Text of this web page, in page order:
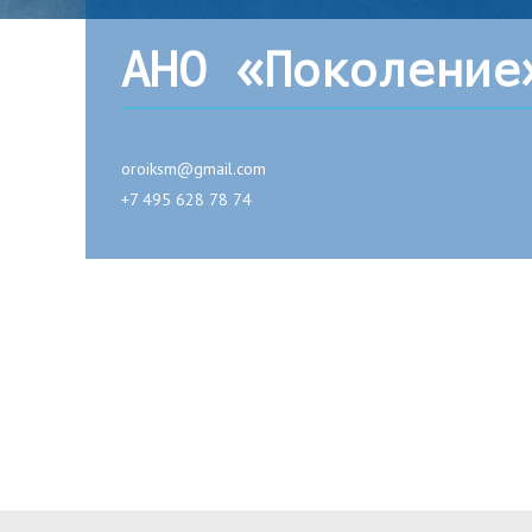
АНО
oroiksm@gmail.com
+7 495 628 78 74